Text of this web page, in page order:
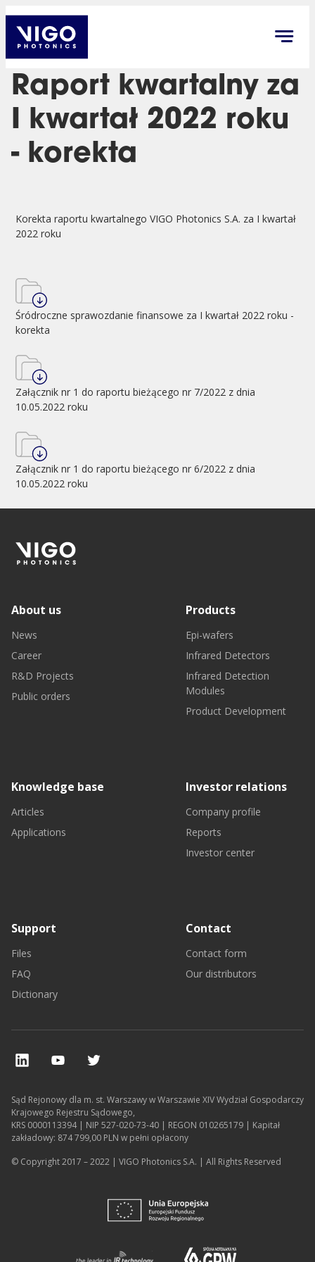
Raport kwartalny za
I kwartał 2022 roku
- korekta
Korekta raportu kwartalnego VIGO Photonics S.A. za I kwartał
2022 roku
Śródroczne sprawozdanie finansowe za I kwartał 2022 roku -
korekta
Załącznik nr 1 do raportu bieżącego nr 7/2022 z dnia
10.05.2022 roku
Załącznik nr 1 do raportu bieżącego nr 6/2022 z dnia
10.05.2022 roku
About us
News
Career
R&D Projects
Public orders
Products
Epi-wafers
Infrared Detectors
Infrared Detection
Modules
Product Development
Knowledge base
Articles
Applications
Investor relations
Company profile
Reports
Investor center
Support
Files
FAQ
Dictionary
Contact
Contact form
Our distributors
Sąd Rejonowy dla m. st. Warszawy w Warszawie XIV Wydział Gospodarczy
Krajowego Rejestru Sądowego,
KRS 0000113394 | NIP 527-020-73-40 | REGON 010265179 | Kapitał
zakładowy: 874 799,00 PLN w pełni opłacony
© Copyright 2017 – 2022 | VIGO Photonics S.A. | All Rights Reserved